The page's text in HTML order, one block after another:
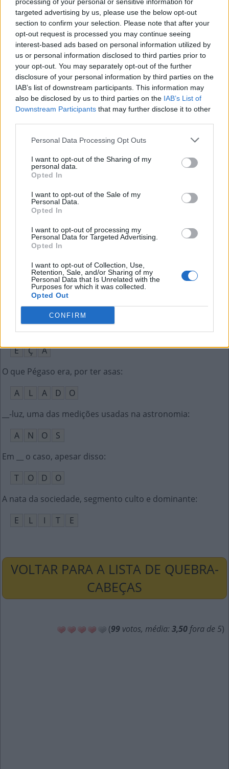
targeted advertising by us, please use the below opt-out
section to confirm your selection. Please note that after your
opt-out request is processed you may continue seeing
interest-based ads based on personal information utilized by
us or personal information disclosed to third parties prior to
your opt-out. You may separately opt-out of the further
disclosure of your personal information by third parties on the
IAB’s list of downstream participants. This information may
also be disclosed by us to third parties on the IAB’s List of
Downstream Participants that may further disclose it to other
Personal Data Processing Opt Outs
I want to opt-out of the Sharing of my
personal data.
Opted In
I want to opt-out of the Sale of my
Personal Data.
Opted In
I want to opt-out of processing my
Personal Data for Targeted Advertising.
Opted In
I want to opt-out of Collection, Use,
Retention, Sale, and/or Sharing of my
Personal Data that Is Unrelated with the
Purposes for which it was collected.
Opted Out
CONFIRM
Mini Novembro 17 2022 Cruzadinha
C
L
A L
A
I
R A
N
T
O D
O
E
L O S
__ Celico, foi casada com Kaká:
A R O
As argolas de uma corrente
__ Malfitano, ex-ator de Malhação
R A
N
Canção de Karol Conká com um moleque mimado
A L
Á
__ de Queiroz, autor de A Cidade e as Serras:
E
Ç
A
O que Pégaso era, por ter asas:
A
L A D
O
__-luz, uma das medições usadas na astronomia:
A
N O
S
Em __ o caso, apesar disso:
T
O D
O
A nata da sociedade, segmento culto e dominante:
E
L I T E
VOLTAR PARA A LISTA DE QUEBRA-
CABEÇAS
(99 votos, média: 3,50 fora de 5)